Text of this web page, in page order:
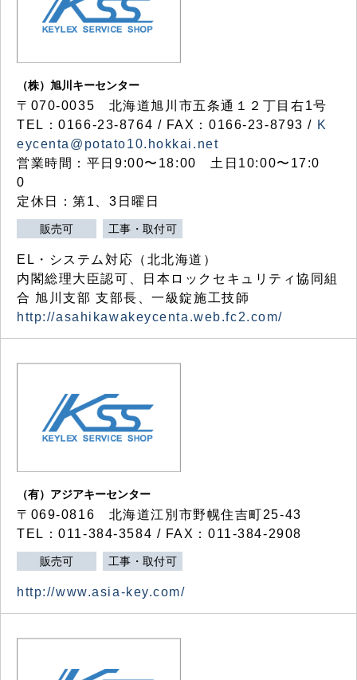
（株）旭川キーセンター
〒070-0035 北海道旭川市五条通１２丁目右1号
TEL：0166-23-8764 / FAX：0166-23-8793 / K
eycenta@potato10.hokkai.net
営業時間：平日9:00〜18:00 土日10:00〜17:0
0
定休日：第1、3日曜日
販売可 工事・取付可
EL・システム対応（北北海道）
内閣総理大臣認可、日本ロックセキュリティ協同組
合 旭川支部 支部長、一級錠施工技師
http://asahikawakeycenta.web.fc2.com/
（有）アジアキーセンター
〒069-0816 北海道江別市野幌住吉町25-43
TEL：011-384-3584 / FAX：011-384-2908
販売可 工事・取付可
http://www.asia-key.com/